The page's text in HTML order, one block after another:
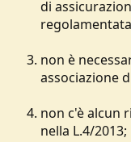
di
non è
associazione
non c'è alcun
nella L.4/2013;